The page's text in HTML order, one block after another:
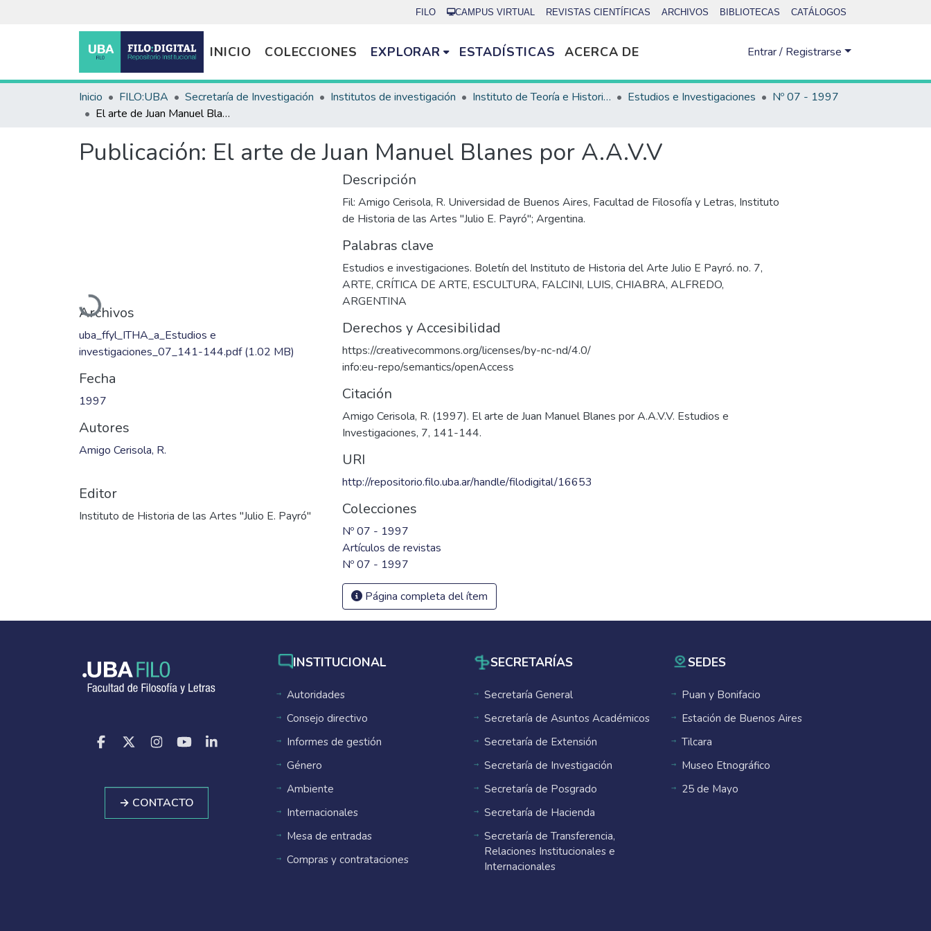
FILO CAMPUS VIRTUAL REVISTAS CIENTÍFICAS ARCHIVOS BIBLIOTECAS CATÁLOGOS
INICIO COLECCIONES EXPLORAR ESTADÍSTICAS ACERCA DE Entrar / Registrarse
Inicio FILO:UBA Secretaría de Investigación Institutos de investigación Instituto de Teoría e Historia del Arte Julio E. Payró Estudios e Investigaciones
Nº 07 - 1997
El arte de Juan Manuel Blanes por A.A.V.V
Publicación: El arte de Juan Manuel Blanes por A.A.V.V
Cargando...
Archivos
uba_ffyl_ITHA_a_Estudios e
investigaciones_07_141-144.pdf(1.02 MB)
Fecha
1997
Autores
Amigo Cerisola, R.
Editor
Instituto de Historia de las Artes "Julio E. Payró"
Descripción
Fil: Amigo Cerisola, R. Universidad de Buenos Aires, Facultad de Filosofía y Letras, Instituto
de Historia de las Artes "Julio E. Payró"; Argentina.
Palabras clave
Estudios e investigaciones. Boletín del Instituto de Historia del Arte Julio E Payró. no. 7,
ARTE, CRÍTICA DE ARTE, ESCULTURA, FALCINI, LUIS, CHIABRA, ALFREDO,
ARGENTINA
Derechos y Accesibilidad
https://creativecommons.org/licenses/by-nc-nd/4.0/
info:eu-repo/semantics/openAccess
Citación
Amigo Cerisola, R. (1997). El arte de Juan Manuel Blanes por A.A.V.V. Estudios e
Investigaciones, 7, 141-144.
URI
http://repositorio.filo.uba.ar/handle/filodigital/16653
Colecciones
Nº 07 - 1997
Artículos de revistas
Nº 07 - 1997
Página completa del ítem
→ CONTACTO
INSTITUCIONAL
Autoridades
Consejo directivo
Informes de gestión
Género
Ambiente
Internacionales
Mesa de entradas
Compras y contrataciones
SECRETARÍAS
Secretaría General
Secretaría de Asuntos Académicos
Secretaría de Extensión
Secretaría de Investigación
Secretaría de Posgrado
Secretaría de Hacienda
Secretaría de Transferencia,
Relaciones Institucionales e
Internacionales
SEDES
Puan y Bonifacio
Estación de Buenos Aires
Tilcara
Museo Etnográfico
25 de Mayo